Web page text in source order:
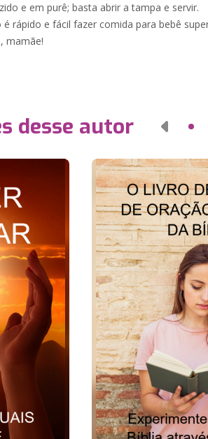
e em purê; basta abrir a tampa e servir.
rápido e fácil fazer comida para bebê
mamãe!
desse autor